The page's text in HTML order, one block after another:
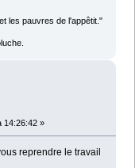
les pauvres de l'appêtit."
14:26:42 »
reprendre le travail